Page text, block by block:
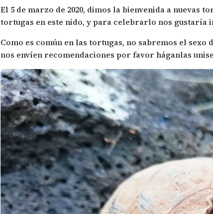
El 5 de marzo de 2020, dimos la bienvenida a nuevas
tortugas en este nido, y para celebrarlo nos gustaría
Como es común en las tortugas, no sabremos el sexo
nos envíen recomendaciones por favor háganlas